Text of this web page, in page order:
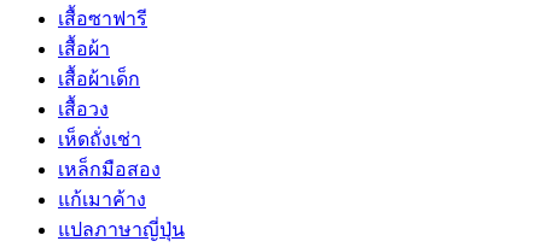
เสื้อซาฟารี
เสื้อผ้า
เสื้อผ้าเด็ก
เสื้อวง
เห็ดถั่งเช่า
เหล็กมือสอง
แก้เมาค้าง
แปลภาษาญี่ปุ่น